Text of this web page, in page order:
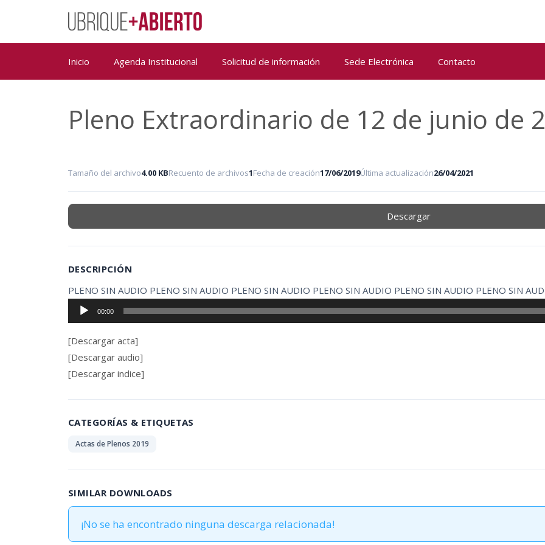
Inicio Agenda Institucional Solicitud de información Sede Electrónica Contacto
Pleno Extraordinario de 12 de junio de
Tamaño del archivo4.00 KBRecuento de archivos1Fecha de creación17/06/2019Última actualización26/04/2021
Descargar
DESCRIPCIÓN
PLENO SIN AUDIO PLENO SIN AUDIO PLENO SIN AUDIO PLENO SIN AUDIO PLENO SIN AUDIO PLENO SIN
Reproductor
de
audio
00:00
[Descargar acta]
[Descargar audio]
[Descargar indice]
CATEGORÍAS & ETIQUETAS
Actas de Plenos 2019
SIMILAR DOWNLOADS
¡No se ha encontrado ninguna descarga relacionada!